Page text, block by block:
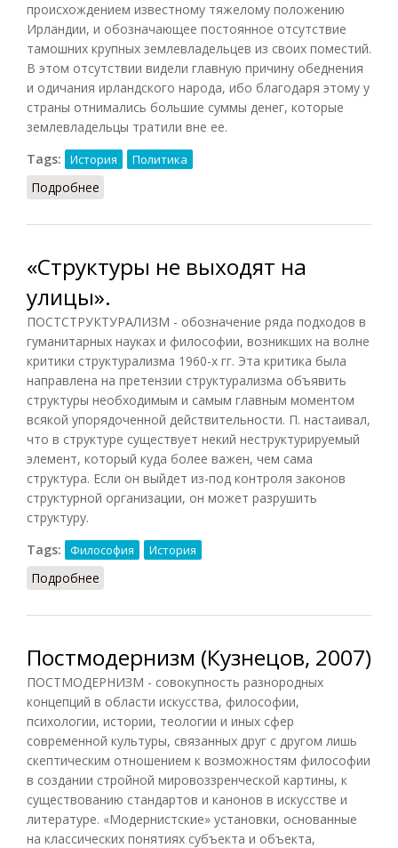
происхождением известному тяжелому положению
Ирландии, и обозначающее постоянное отсутствие
тамошних крупных землевладельцев из своих поместий.
В этом отсутствии видели главную причину обеднения
и одичания ирландского народа, ибо благодаря этому у
страны отнимались большие суммы денег, которые
землевладельцы тратили вне ее.
Tags:
История Политика
Подробнее
«Структуры не выходят на
улицы».
ПОСТСТРУКТУРАЛИЗМ - обозначение ряда подходов в
гуманитарных науках и философии, возникших на волне
критики структурализма 1960-х гг. Эта критика была
направлена на претензии структурализма объявить
структуры необходимым и самым главным моментом
всякой упорядоченной действительности. П. настаивал,
что в структуре существует некий неструктурируемый
элемент, который куда более важен, чем сама
структура. Если он выйдет из-под контроля законов
структурной организации, он может разрушить
структуру.
Tags:
Философия История
Подробнее
Постмодернизм (Кузнецов, 2007)
ПОСТМОДЕРНИЗМ - совокупность разнородных
концепций в области искусства, философии,
психологии, истории, теологии и иных сфер
современной культуры, связанных друг с другом лишь
скептическим отношением к возможностям философии
в создании стройной мировоззренческой картины, к
существованию стандартов и канонов в искусстве и
литературе. «Модернистские» установки, основанные
на классических понятиях субъекта и объекта,